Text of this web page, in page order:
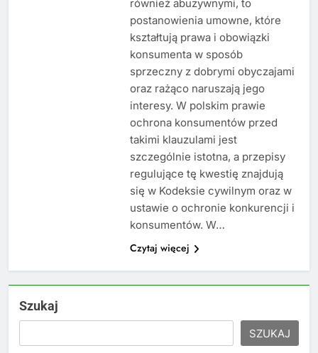
również abuzywnymi, to
postanowienia umowne, które
kształtują prawa i obowiązki
konsumenta w sposób
sprzeczny z dobrymi obyczajami
oraz rażąco naruszają jego
interesy. W polskim prawie
ochrona konsumentów przed
takimi klauzulami jest
szczególnie istotna, a przepisy
regulujące tę kwestię znajdują
się w Kodeksie cywilnym oraz w
ustawie o ochronie konkurencji i
konsumentów. W…
Czytaj więcej
Szukaj
SZUKAJ